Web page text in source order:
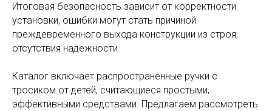
Итоговая безопасность зависит от корректности
установки, ошибки могут стать причиной
преждевременного выхода конструкции из строя,
отсутствия надежности.
Каталог включает распространенные ручки с
тросиком от детей, считающиеся простыми,
эффективными средствами. Предлагаем рассмотреть